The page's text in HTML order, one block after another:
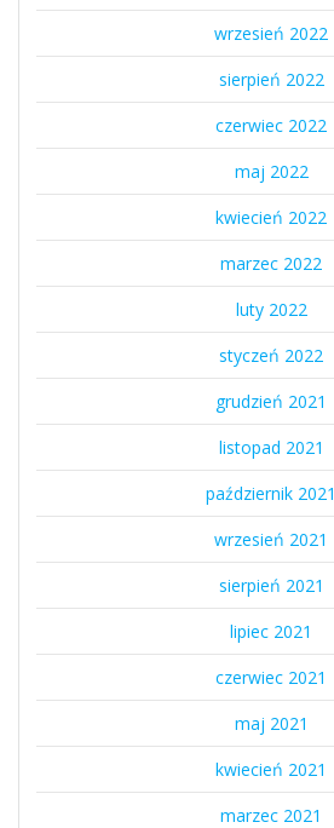
wrzesień 2022
sierpień 2022
czerwiec 2022
maj 2022
kwiecień 2022
marzec 2022
luty 2022
styczeń 2022
grudzień 2021
listopad 2021
październik 2021
wrzesień 2021
sierpień 2021
lipiec 2021
czerwiec 2021
maj 2021
kwiecień 2021
marzec 2021